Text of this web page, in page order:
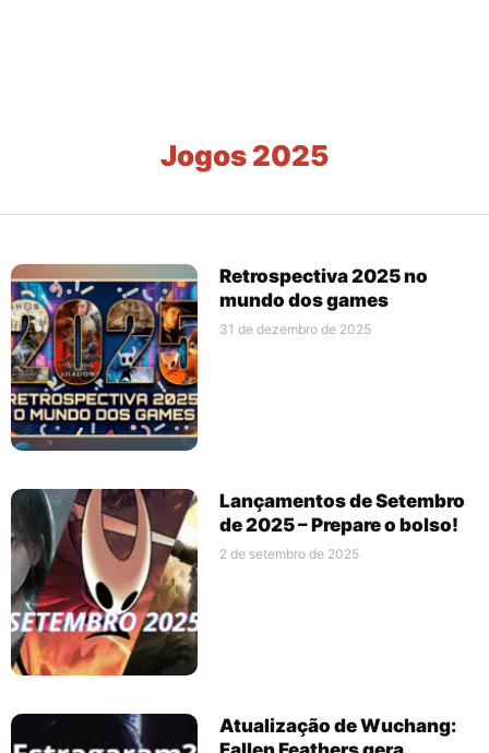
Jogos 2025
Retrospectiva 2025 no
mundo dos games
31 de dezembro de 2025
Lançamentos de Setembro
de 2025 – Prepare o bolso!
2 de setembro de 2025
Atualização de Wuchang: